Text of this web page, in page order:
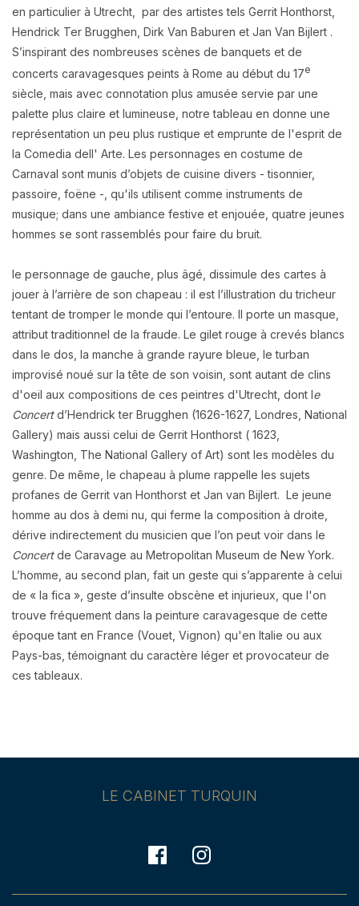
en particulier à Utrecht, par des artistes tels Gerrit Honthorst,
Hendrick Ter Brugghen, Dirk Van Baburen et Jan Van Bijlert .
S’inspirant des nombreuses scènes de banquets et de
concerts caravagesques peints à Rome au début du 17e
siècle, mais avec connotation plus amusée servie par une
palette plus claire et lumineuse, notre tableau en donne une
représentation un peu plus rustique et emprunte de l'esprit de
la Comedia dell' Arte. Les personnages en costume de
Carnaval sont munis d’objets de cuisine divers - tisonnier,
passoire, foëne -, qu'ils utilisent comme instruments de
musique; dans une ambiance festive et enjouée, quatre jeunes
hommes se sont rassemblés pour faire du bruit.
le personnage de gauche, plus âgé, dissimule des cartes à
jouer à l’arrière de son chapeau : il est l’illustration du tricheur
tentant de tromper le monde qui l’entoure. Il porte un masque,
attribut traditionnel de la fraude. Le gilet rouge à crevés blancs
dans le dos, la manche à grande rayure bleue, le turban
improvisé noué sur la tête de son voisin, sont autant de clins
d'oeil aux compositions de ces peintres d'Utrecht, dont le
Concertd’Hendrick ter Brugghen (1626-1627, Londres, National
Gallery) mais aussi celui de Gerrit Honthorst ( 1623,
Washington, The National Gallery of Art) sont les modèles du
genre. De même, le chapeau à plume rappelle les sujets
profanes de Gerrit van Honthorst et Jan van Bijlert. Le jeune
homme au dos à demi nu, qui ferme la composition à droite,
dérive indirectement du musicien que l’on peut voir dans le
Concertde Caravage au Metropolitan Museum de New York.
L’homme, au second plan, fait un geste qui s’apparente à celui
de « la fica », geste d’insulte obscène et injurieux, que l'on
trouve fréquement dans la peinture caravagesque de cette
époque tant en France (Vouet, Vignon) qu'en Italie ou aux
Pays-bas, témoignant du caractère léger et provocateur de
ces tableaux.
LE CABINET TURQUIN